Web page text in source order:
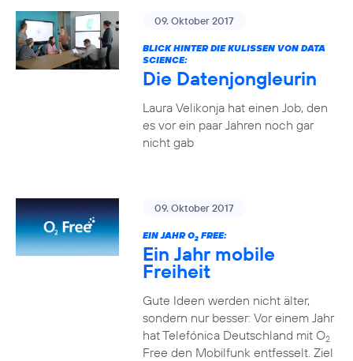
09. Oktober 2017
BLICK HINTER DIE KULISSEN VON DATA
SCIENCE:
Die Datenjongleurin
Laura Velikonja hat einen Job, den
es vor ein paar Jahren noch gar
nicht gab
09. Oktober 2017
EIN JAHR O2FREE:
Ein Jahr mobile
Freiheit
Gute Ideen werden nicht älter,
sondern nur besser: Vor einem Jahr
hat Telefónica Deutschland mit O2
Free den Mobilfunk entfesselt. Ziel